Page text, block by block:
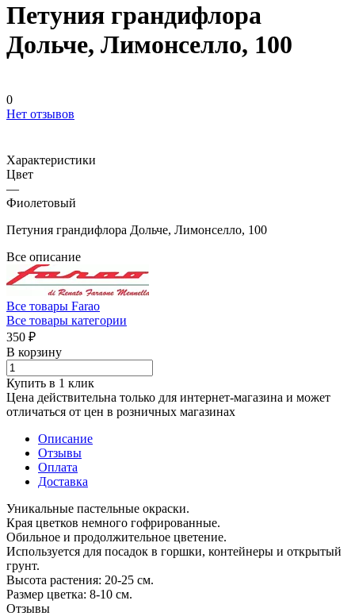
Петуния грандифлора
Дольче, Лимонселло, 100
0
Нет отзывов
Характеристики
Цвет
—
Фиолетовый
Петуния грандифлора Дольче, Лимонселло, 100
Все описание
Все товары Farao
Все товары категории
350 ₽
В корзину
Купить в 1 клик
Цена действительна только для интернет-магазина и может
отличаться от цен в розничных магазинах
Описание
Отзывы
Оплата
Доставка
Уникальные пастельные окраски.
Края цветков немного гофрированные.
Обильное и продолжительное цветение.
Используется для посадок в горшки, контейнеры и открытый
грунт.
Высота растения: 20-25 см.
Размер цветка: 8-10 см.
Отзывы